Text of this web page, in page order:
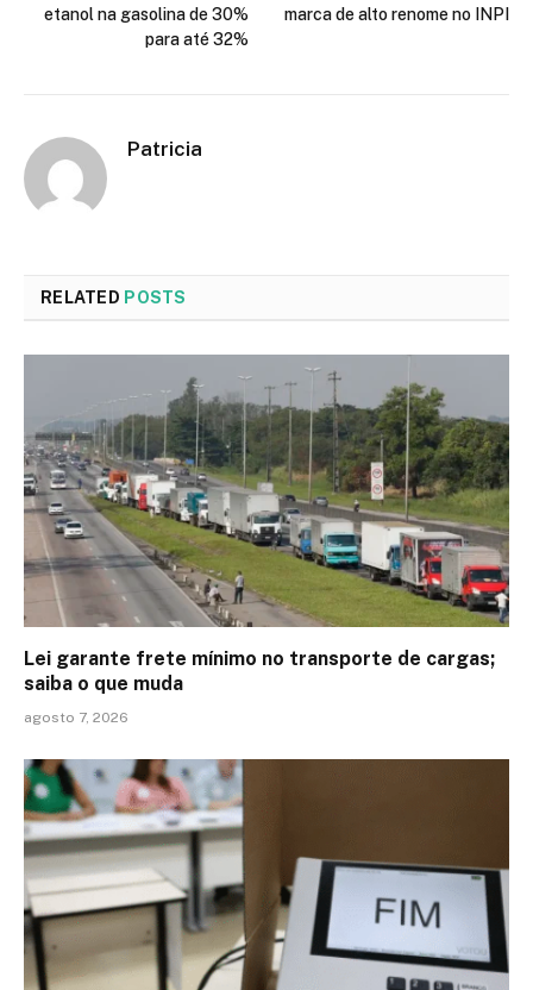
etanol na gasolina de 30%
para até 32%
marca de alto renome no INPI
Patricia
RELATED POSTS
Lei garante frete mínimo no transporte de cargas;
saiba o que muda
agosto 7, 2026